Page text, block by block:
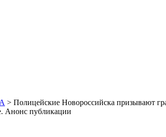
> Полицейские Новороссийска призывают
Анонс публикации